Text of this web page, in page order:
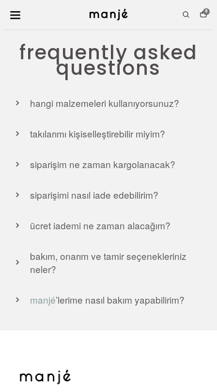
0
frequently asked
questions
hangi malzemeleri kullanıyorsunuz?
takılarımı kişiselleştirebilir miyim?
siparişim ne zaman kargolanacak?
siparişimi nasıl iade edebilirim?
ücret iademi ne zaman alacağım?
bakım, onarım ve tamir seçenekleriniz
neler?
manjé’lerime nasıl bakım yapabilirim?